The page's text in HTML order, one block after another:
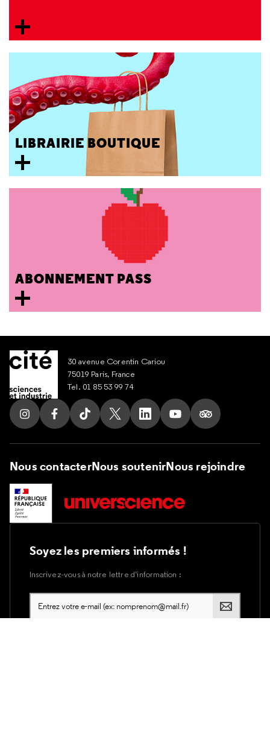
LIBRAIRIE BOUTIQUE
ABONNEMENT PASS
30 avenue Corentin Cariou
75019 Paris, France
Tel. 01 85 53 99 74
Suivez nous sur Instagram
Suivez nous sur Facebook
Suivez nous sur Tik Tok
Suivez nous sur X
Suivez nous sur LinkedIn
Suivez nous sur
Suivez nous
Nous contacterNous soutenirNous rejoindre
Soyez les premiers informés !
Inscrivez-vous à notre lettre d’information :